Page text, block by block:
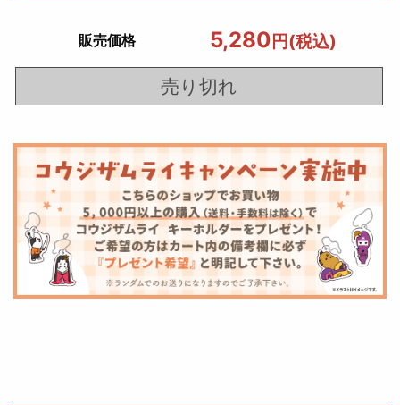
販売価格 5,280 円(税込)
売り切れ